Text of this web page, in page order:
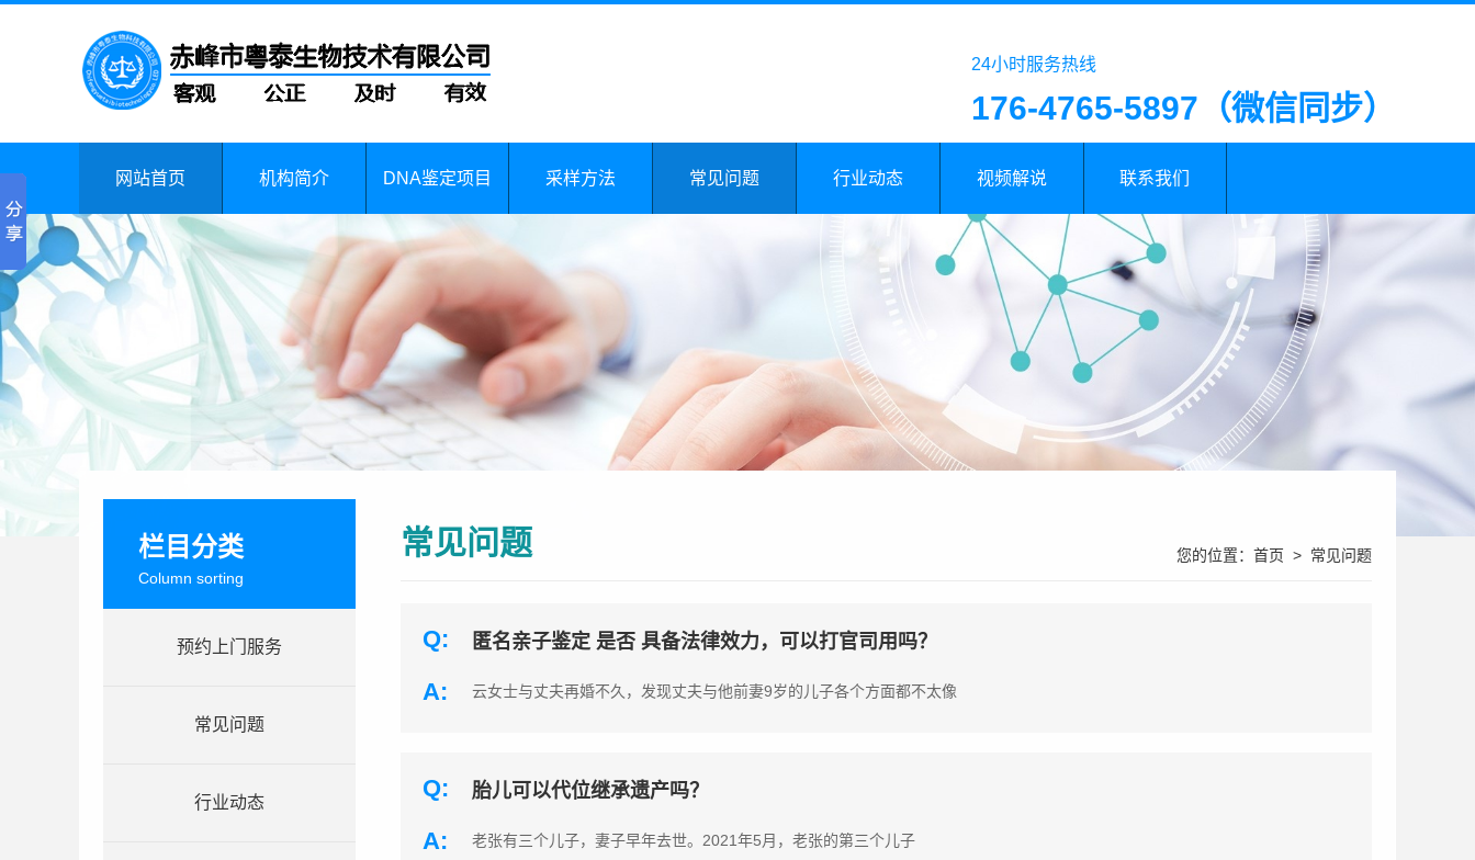
24小时服务热线
176-4765-5897（微信同步）
网站首页 机构简介 DNA鉴定项目 采样方法 常见问题 行业动态 视频解说 联系我们
栏目分类
Column sorting
预约上门服务
常见问题
行业动态
常见问题 您的位置： 首页 > 常见问题
Q: 匿名亲子鉴定 是否 具备法律效力，可以打官司用吗？
A: 云女士与丈夫再婚不久，发现丈夫与他前妻9岁的儿子各个方面都不太像
Q: 胎儿可以代位继承遗产吗？
A: 老张有三个儿子，妻子早年去世。2021年5月，老张的第三个儿子